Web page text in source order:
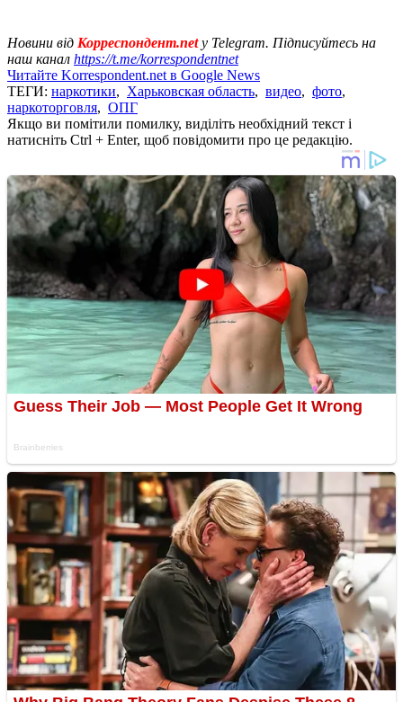
Новини від Корреспондент.netу Telegram. Підписуйтесь на
наш канал https://t.me/korrespondentnet
Читайте Korrespondent.net в Google News
ТЕГИ: наркотики, Харьковская область, видео, фото,
наркоторговля, ОПГ
Якщо ви помітили помилку, виділіть необхідний текст і
натисніть Ctrl + Enter, щоб повідомити про це редакцію.